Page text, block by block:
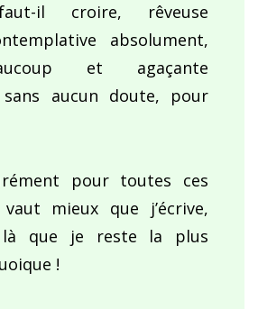
il croire, rêveuse
absolument,
et agaçante
aucun doute, pour
pour toutes ces
vaut mieux que j’écrive,
là que je reste la plus
!